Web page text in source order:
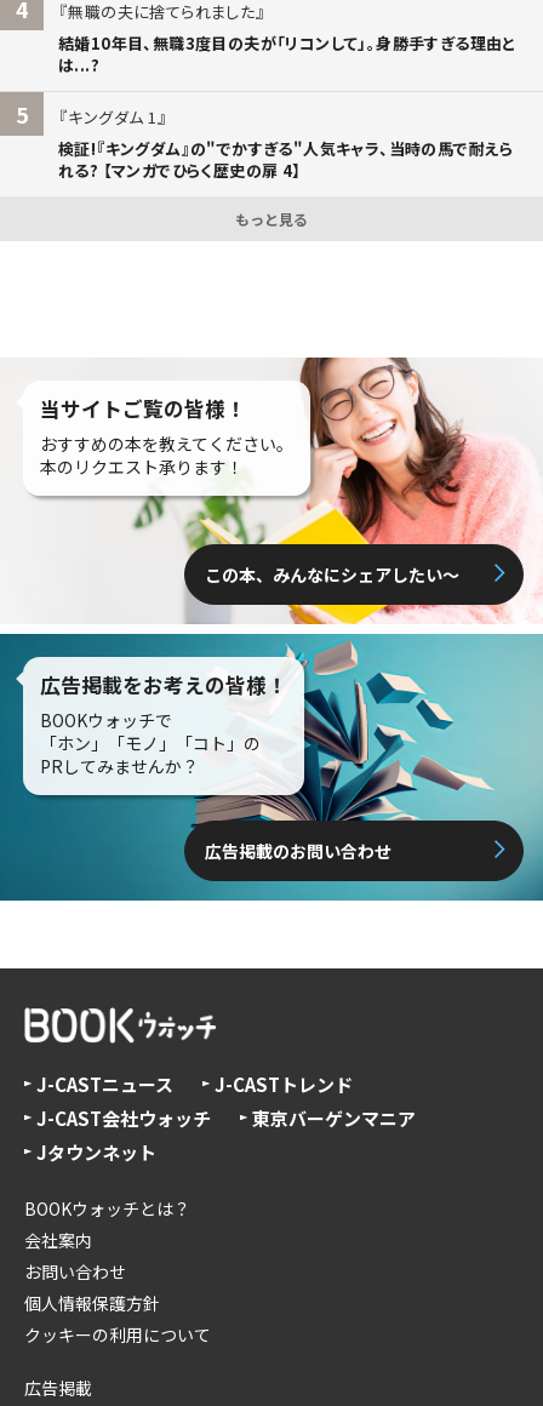
4
無職の夫に捨てられました
結婚10年目、無職3度目の夫が「リコンして」。身勝手すぎる理由と
は...?
5
キングダム 1
検証!『キングダム』の"でかすぎる"人気キャラ、当時の馬で耐えら
れる? 【マンガでひらく歴史の扉 4】
もっと見る
当サイトご覧の皆様！
おすすめの本を教えてください。
本のリクエスト承ります！
この本、みんなにシェアしたい〜
広告掲載をお考えの皆様！
BOOKウォッチで
「ホン」「モノ」「コト」の
PRしてみませんか？
広告掲載のお問い合わせ
J-CASTニュース
J-CASTトレンド
J-CAST会社ウォッチ
東京バーゲンマニア
Jタウンネット
BOOKウォッチとは？
会社案内
お問い合わせ
個人情報保護方針
クッキーの利用について
広告掲載